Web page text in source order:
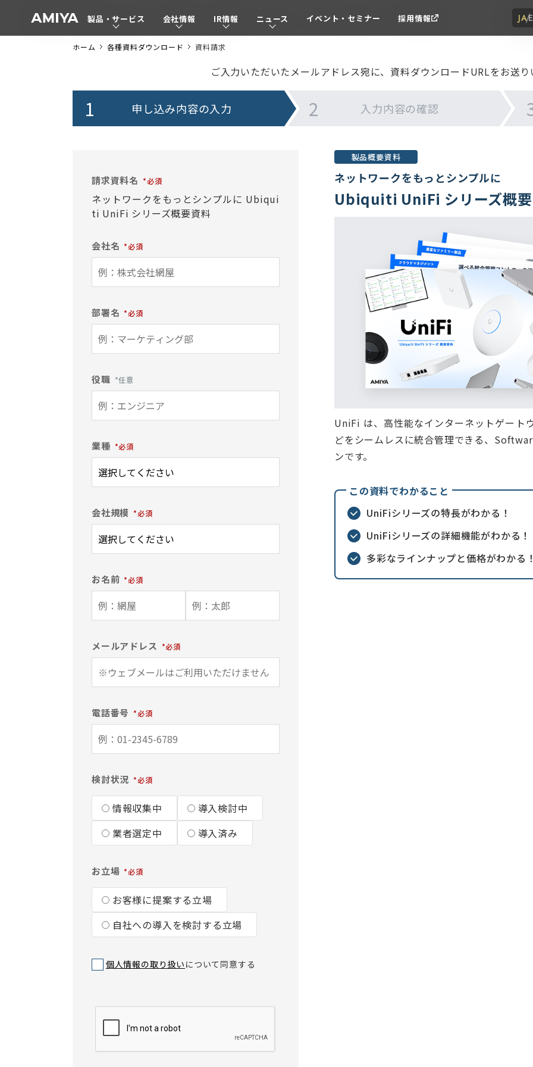
A
M
製品・サービス 会社情報 IR情報 ニュース イベント・セミナー 採用情報 JA
ホーム 各種資料ダウンロード 資料請求
ご入力いただいたメールアドレス宛に、 資料ダウンロードURLをお送
申し込み内容の入力 入力内容の確認
製品概要資料
ネットワークをもっとシンプルに
Ubiquiti UniFi シリーズ概
UniFi は、高性能なインターネットゲート
どをシームレスに統合管理できる、
ンです。
この資料でわかること
UniFiシリーズの特長がわかる！
UniFiシリーズの詳細機能がわかる！
多彩なラインナップと価格がわかる
請求資料名
ネットワークをもっとシンプルに Ubiqui
ti UniFi シリーズ概要資料
会社名
部署名
役職
業種
会社規模
お名前
メールアドレス
電話番号
検討状況
情報収集中
導入検討中
業者選定中
導入済み
お立場
お客様に提案する立場
自社への導入を検討する立場
個人情報の取り扱い について同意する